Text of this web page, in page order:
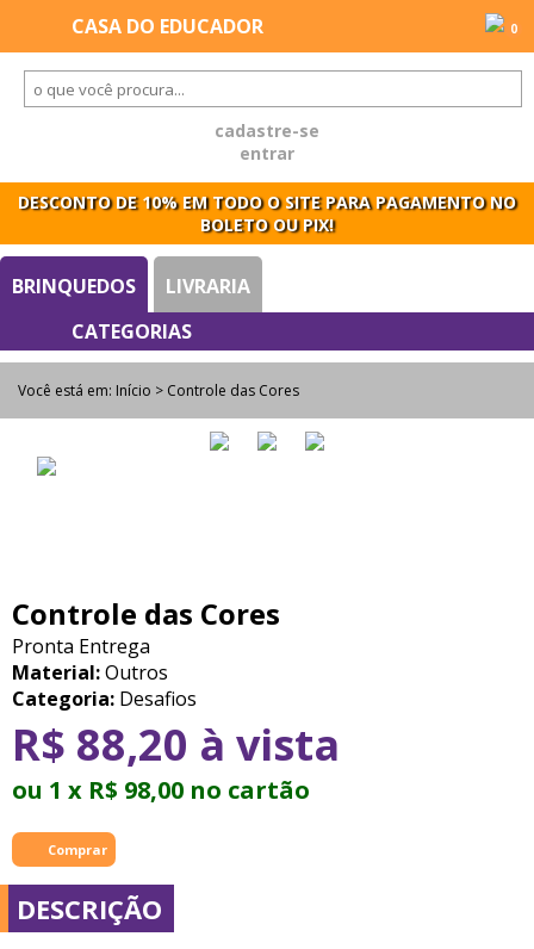
0
cadastre-se
entrar
DESCONTO DE 10% EM TODO O SITE PARA PAGAMENTO NO
BOLETO OU PIX!
BRINQUEDOS LIVRARIA
Você está em: Início > Controle das Cores
Controle das Cores
Pronta Entrega
Material:Outros
Categoria: Desafios
R$ 88,20 à vista
ou 1 x R$ 98,00 no cartão
DESCRIÇÃO